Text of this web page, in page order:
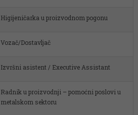
Vozač/Dostavljač
Izvršni asistent / Executive Assistant
Radnik u proizvodnji – pomoćni poslovi u
Spremačica